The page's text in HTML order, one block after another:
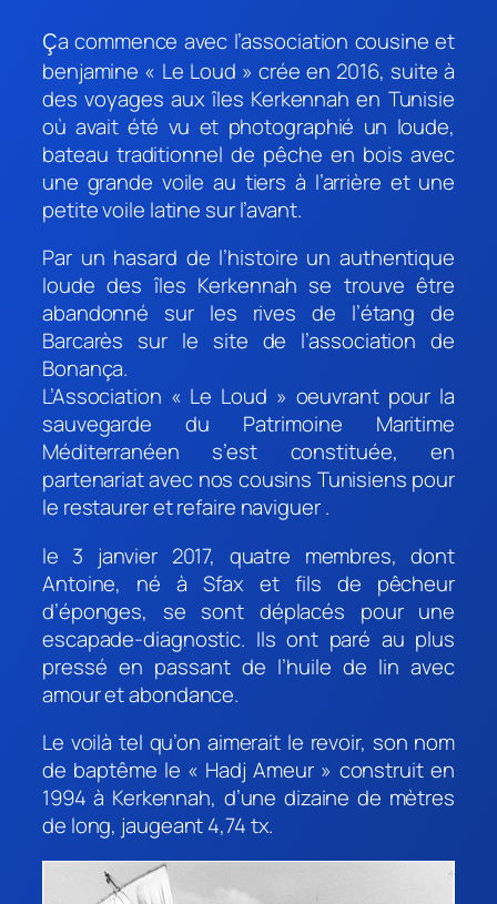
ça commence avec l’association cousine et
benjamine « Le Loud » crée en 2016, suite à
des voyages aux îles Kerkennah en Tunisie
où avait été vu et photographié un loude,
bateau traditionnel de pêche en bois avec
une grande voile au tiers à l’arrière et une
petite voile latine sur l’avant.
Par un hasard de l’histoire un authentique
loude des îles Kerkennah se trouve être
abandonné sur les rives de l’étang de
Barcarès sur le site de l’association de
Bonança.
L’Association « Le Loud » oeuvrant pour la
sauvegarde du Patrimoine Maritime
Méditerranéen s’est constituée, en
partenariat avec nos cousins Tunisiens pour
le restaurer et refaire naviguer .
le 3 janvier 2017, quatre membres, dont
Antoine, né à Sfax et fils de pêcheur
d’éponges, se sont déplacés pour une
escapade-diagnostic. Ils ont paré au plus
pressé en passant de l’huile de lin avec
amour et abondance.
Le voilà tel qu’on aimerait le revoir, son nom
de baptême le « Hadj Ameur » construit en
1994 à Kerkennah, d’une dizaine de mètres
de long, jaugeant 4,74 tx.